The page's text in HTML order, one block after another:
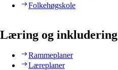
Folkehøgskole
Læring og inkludering
Rammeplaner
Læreplaner